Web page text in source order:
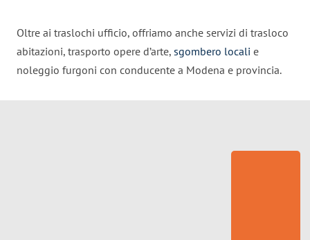
Oltre ai traslochi ufficio, offriamo anche servizi di trasloco
abitazioni, trasporto opere d’arte, sgombero locali e
noleggio furgoni con conducente a Modena e provincia.